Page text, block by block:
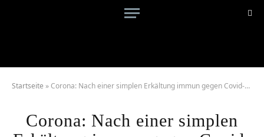
Startseite »Corona: Nach einer simplen Erkältung immun gegen Covid-19?
Corona: Nach einer simplen